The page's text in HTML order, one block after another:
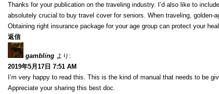
Thanks for your publication on the traveling industry. I’d also like to
absolutely crucial to buy travel cover for seniors. When traveling, golden-
Obtaining right insurance package for your age group can protect your
返信
gambling より:
2019年5月17日 7:51 AM
I’m very happy to read this. This is the kind of manual that needs to be
Appreciate your sharing this best doc.